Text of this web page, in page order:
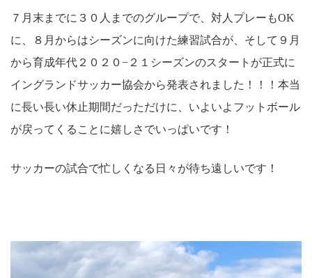
７月末までに３０人までのグループで、対人プレーもOK
に、８月からはシーズンに向けた練習試合が、そして９月
から育成年代２０２０−２１シーズンのスタートが正式に
イングランドサッカー協会から発表されました！！！本当
に長い長い休止期間だっただけに、いよいよフットボール
が戻ってくることに嬉しさでいっぱいです！
サッカーの試合で忙しくなる日々が待ち遠しいです！